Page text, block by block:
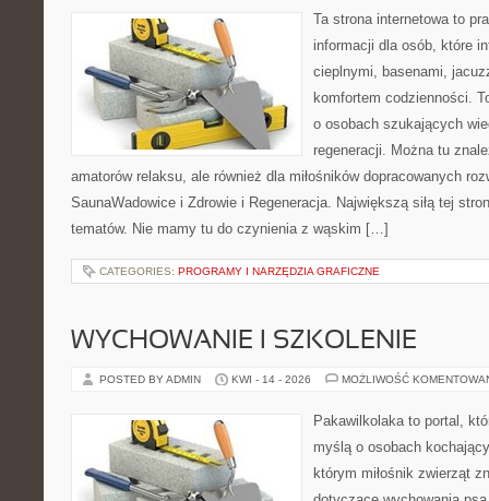
Ta strona internetowa to
informacji dla osób, które
cieplnymi, basenami,
komfortem codzienności.
o osobach szukających
regeneracji. Można tu
amatorów relaksu, ale również dla miłośników dopracowanych
SaunaWadowice i Zdrowie i Regeneracja. Największą siłą tej
tematów. Nie mamy tu do czynienia z wąskim […]
CATEGORIES: PROGRAMY I NARZĘDZIA GRAFICZNE
WYCHOWANIE I SZKOLENIE
POSTED BY ADMIN KWI - 14 - 2026 MOŻLIWOŚĆ
Pakawilkolaka to portal,
myślą o osobach
którym miłośnik zwierząt